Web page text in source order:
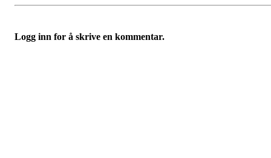
Logg inn for å skrive en kommentar.